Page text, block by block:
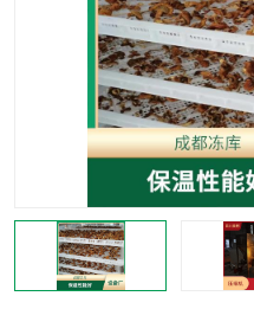
资阳冻库，资阳冻库安装
乐山冻库,乐山保鲜冷库
雅安冷库,雅安冻库
内江冷库，内江冻库